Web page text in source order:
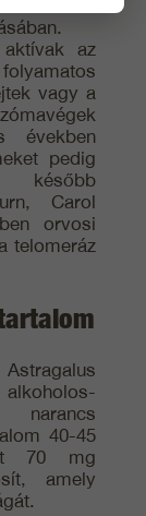
az
vagy a
években
pedig
később
Carol
orvosi
telomeráz
narancs
40-45
70 mg
amely